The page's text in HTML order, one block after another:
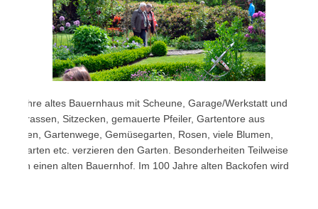
Jahre altes Bauernhaus mit Scheune, Garage/Werkstatt und
Terrassen, Sitzecken, gemauerte Pfeiler, Gartentore aus
Gartenwege, Gemüsegarten, Rosen, viele Blumen,
Garten etc. verzieren den Garten. Besonderheiten Teilweise
in einen alten Bauernhof. Im 100 Jahre alten Backofen wird